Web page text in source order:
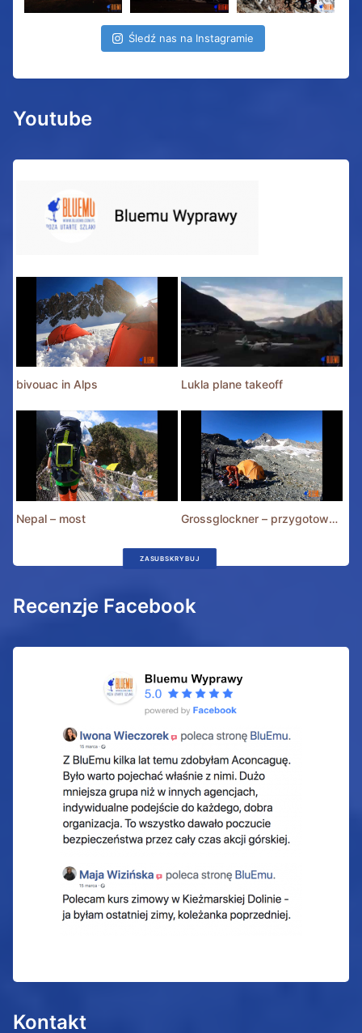
Śledź nas na Instagramie
Youtube
bivouac in Alps Lukla plane takeoff
Nepal – most Grossglockner – przygotowania
ZASUBSKRYBUJ
Recenzje Facebook
Kontakt